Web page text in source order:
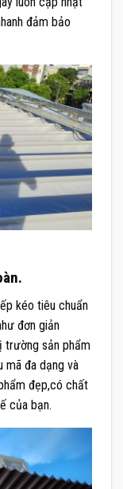
đảm bảo
kéo tiêu chuẩn
đơn giản
trường sản phẩm
mã đa dạng và
đẹp,có chất
của bạn.